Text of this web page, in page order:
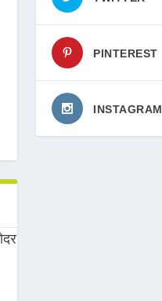
PINTEREST
INSTAGRAM